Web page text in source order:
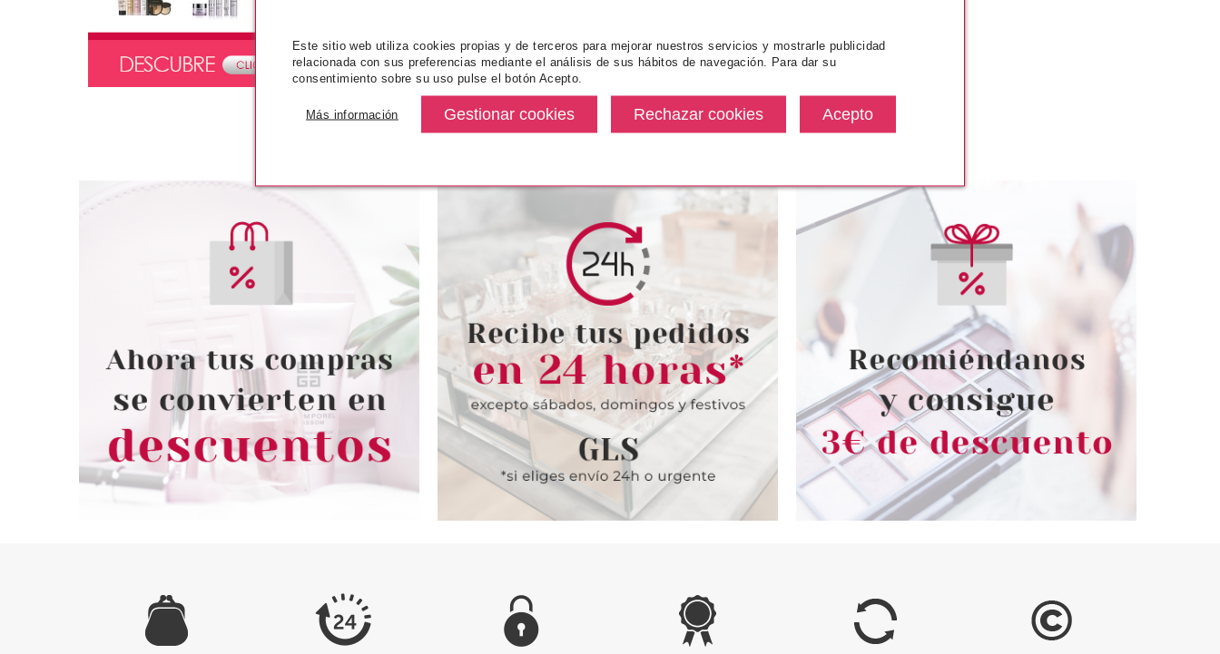
Este sitio web utiliza cookies propias y de terceros para mejorar nuestros servicios y mostrarle publicidad
relacionada con sus preferencias mediante el análisis de sus hábitos de navegación. Para dar su
consentimiento sobre su uso pulse el botón Acepto.
Más información